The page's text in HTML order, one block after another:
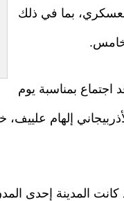
بما في ذلك
بمناسبة يوم
إلهام علييف،
المدينة إحدى